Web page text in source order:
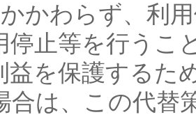
かわらず、利
停止等を行うこ
益を保護するた
合は、この代替